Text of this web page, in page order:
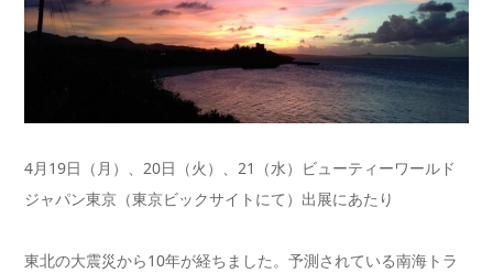
4月19日（月）、20日（火）、21（水）ビューティーワールド
ジャパン東京（東京ビックサイトにて）出展にあたり
東北の大震災から10年が経ちました。予測されている南海トラ